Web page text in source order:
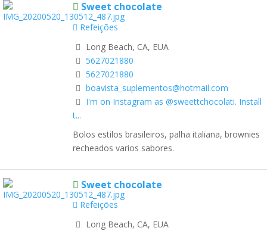
Sweet chocolate
Refeições
Long Beach, CA, EUA
5627021880
5627021880
boavista_suplementos@hotmail.com
I'm on Instagram as @sweettchocolati. Install
t...
Bolos estilos brasileiros, palha italiana, brownies
recheados varios sabores.
Sweet chocolate
Refeições
Long Beach, CA, EUA